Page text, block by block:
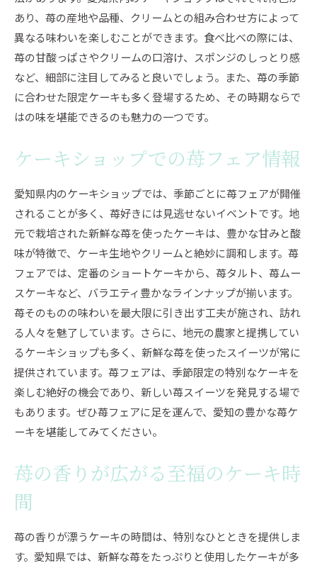
あり、苺の産地や品種、クリームとの組み合わせ方によって
異なる味わいを楽しむことができます。食べ比べの際には、
苺の甘酸っぱさやクリームの口溶け、スポンジのしっとり感
など、細部に注目してみると良いでしょう。また、苺の季節
に合わせた限定ケーキも多く登場するため、その時期ならで
はの味を堪能できるのも魅力の一つです。
ケーキショップでの苺フェア情報
愛知県内のケーキショップでは、季節ごとに苺フェアが開催
されることが多く、苺好きには見逃せないイベントです。地
元で栽培された新鮮な苺を使ったケーキは、豊かな甘みと酸
味が特徴で、ケーキ生地やクリームと絶妙に調和します。苺
フェアでは、定番のショートケーキから、苺タルト、苺ムー
スケーキなど、バラエティ豊かなラインナップが揃います。
苺そのものの味わいを最大限に引き出す工夫が施され、訪れ
る人々を魅了しています。さらに、地元の農家と提携してい
るケーキショップも多く、新鮮な苺を使ったスイーツが常に
提供されています。苺フェアは、季節限定の特別なケーキを
楽しむ絶好の機会であり、新しい苺スイーツを発見する場で
もあります。ぜひ苺フェアに足を運んで、愛知の豊かな苺ケ
ーキを堪能してみてください。
苺の香りが広がる至福のケーキ時
間
苺の香りが漂うケーキの時間は、特別なひとときを提供しま
す。愛知県では、新鮮な苺をたっぷりと使用したケーキが多